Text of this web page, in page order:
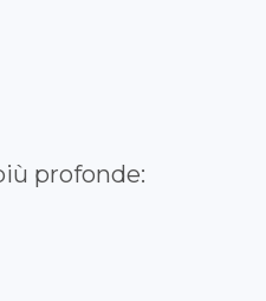
profonde: